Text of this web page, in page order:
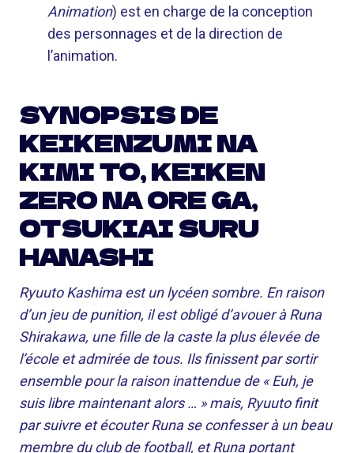
Animation) est en charge de la conception
des personnages et de la direction de
l’animation.
SYNOPSIS DE
KEIKENZUMI NA
KIMI TO, KEIKEN
ZERO NA ORE GA,
OTSUKIAI SURU
HANASHI
Ryuuto Kashima est un lycéen sombre. En raison
d’un jeu de punition, il est obligé d’avouer à Runa
Shirakawa, une fille de la caste la plus élevée de
l’école et admirée de tous. Ils finissent par sortir
ensemble pour la raison inattendue de « Euh, je
suis libre maintenant alors … » mais, Ryuuto finit
par suivre et écouter Runa se confesser à un beau
membre du club de football, et Runa portant